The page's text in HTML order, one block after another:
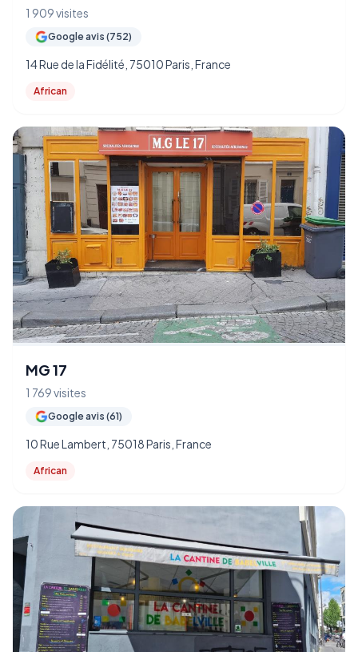
1 909 visites
Google avis (752)
14 Rue de la Fidélité, 75010 Paris, France
African
MG 17
1 769 visites
Google avis (61)
10 Rue Lambert, 75018 Paris, France
African